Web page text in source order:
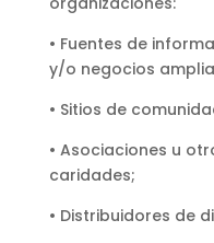
• Fuentes de
y/o negocios
• Sitios de
• Asociaciones u
caridades;
• Distribuidores de